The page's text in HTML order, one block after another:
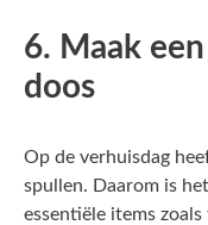
6. Maak
doos
Op de verhuisdag
spullen. Daarom is
essentiële items